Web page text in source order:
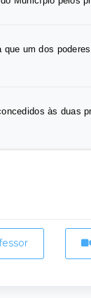
um dos
às duas